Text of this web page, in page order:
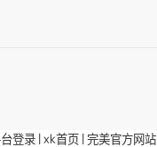
登录 |xk首页 |完美官方网站